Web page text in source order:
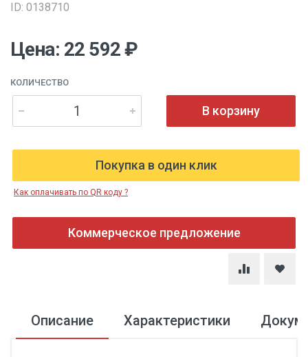
ID: 0138710
Цена: 22 592 ₽
КОЛИЧЕСТВО
В корзину
Покупка в один клик
Как оплачивать по QR коду ?
Коммерческое предложение
Описание Характеристики